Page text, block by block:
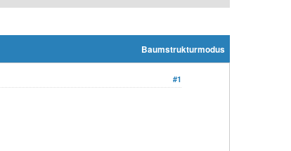
Baumstrukturmodus
#1